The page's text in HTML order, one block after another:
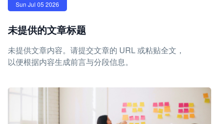
Sun Jul 05 2026
未提供的文章标题
未提供文章内容。请提交文章的 URL 或粘贴全文，
以便根据内容生成前言与分段信息。